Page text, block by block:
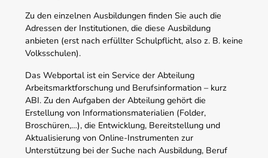
Zu den einzelnen Ausbildungen finden Sie auch die
Adressen der Institutionen, die diese Ausbildung
anbieten (erst nach erfüllter Schulpflicht, also z. B. keine
Volksschulen).
Das Webportal ist ein Service der Abteilung
Arbeitsmarktforschung und Berufsinformation – kurz
ABI. Zu den Aufgaben der Abteilung gehört die
Erstellung von Informationsmaterialien (Folder,
Broschüren,…), die Entwicklung, Bereitstellung und
Aktualisierung von Online-Instrumenten zur
Unterstützung bei der Suche nach Ausbildung, Beruf